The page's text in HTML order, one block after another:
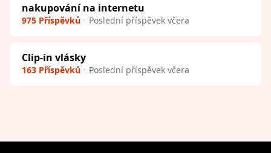
nakupování na internetu
975 Příspěvků Poslední příspěvek včera
Clip-in vlásky
163 Příspěvků Poslední příspěvek včera